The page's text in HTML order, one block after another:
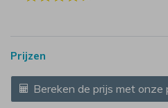
Prijzen
Bereken de prijs met onze